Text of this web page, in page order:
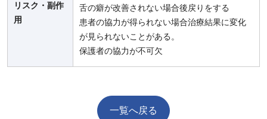
リスク・副作
用
舌の癖が改善されない場合後戻りをする
患者の協力が得られない場合治療結果に変化
が見られないことがある。
保護者の協力が不可欠
一覧へ戻る